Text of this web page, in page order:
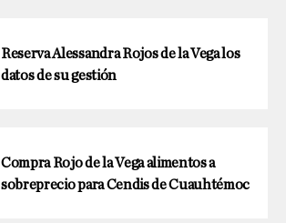
Reserva Alessandra Rojos de la Vega los
datos de su gestión
Compra Rojo de la Vega alimentos a
sobreprecio para Cendis de Cuauhtémoc